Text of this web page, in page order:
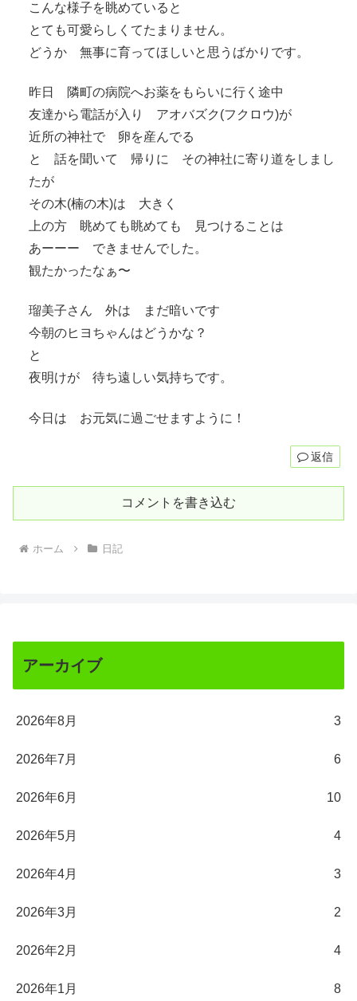
こんな様子を眺めていると
とても可愛らしくてたまりません。
どうか 無事に育ってほしいと思うばかりです。
昨日 隣町の病院へお薬をもらいに行く途中
友達から電話が入り アオバズク(フクロウ)が
近所の神社で 卵を産んでる
と 話を聞いて 帰りに その神社に寄り道をしまし
たが
その木(楠の木)は 大きく
上の方 眺めても眺めても 見つけることは
あーーー できませんでした。
観たかったなぁ〜
瑠美子さん 外は まだ暗いです
今朝のヒヨちゃんはどうかな？
と
夜明けが 待ち遠しい気持ちです。
今日は お元気に過ごせますように！
返信
コメントを書き込む
ホーム 日記
アーカイブ
2026年8月 3
2026年7月 6
2026年6月 10
2026年5月 4
2026年4月 3
2026年3月 2
2026年2月 4
2026年1月 8